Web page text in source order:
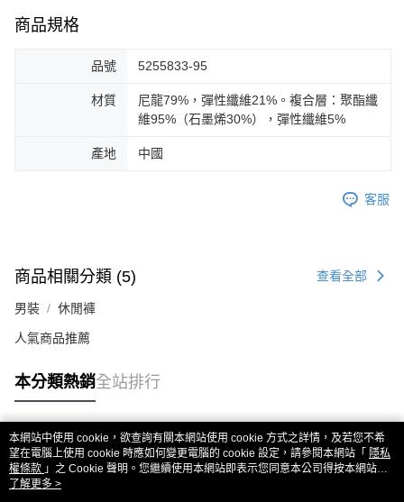
商品規格
品號 5255833-95
材質
尼龍79%，彈性纖維21%。複合層：聚酯纖
維95%（石墨烯30%），彈性纖維5%
產地 中國
客服
商品相關分類 (5) 查看全部
男裝 休閒褲
人氣商品推薦
本分類熱銷全站排行
熱門標籤
本網站中使用 cookie，欲查詢有關本網站使用 cookie 方式之詳情，及若您不希
望在電腦上使用 cookie 時應如何變更電腦的 cookie 設定，請參閱本網站「 隱私
權條款 」之 Cookie 聲明。您繼續使用本網站即表示您同意本公司得按本網站使
用條款之 Cookie 聲明使用 cookie。
了解更多 >